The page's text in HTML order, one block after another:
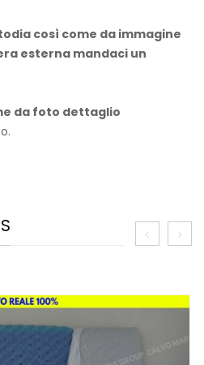
così come da immagine
esterna mandaci un
da foto dettaglio